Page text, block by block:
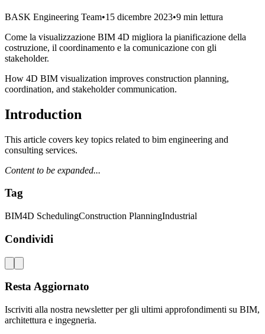
BASK Engineering Team•15 dicembre 2023•9 min lettura
Come la visualizzazione BIM 4D migliora la pianificazione della
costruzione, il coordinamento e la comunicazione con gli
stakeholder.
How 4D BIM visualization improves construction planning,
coordination, and stakeholder communication.
Introduction
This article covers key topics related to bim engineering and
consulting services.
Content to be expanded...
Tag
BIM4D SchedulingConstruction PlanningIndustrial
Condividi
Resta Aggiornato
Iscriviti alla nostra newsletter per gli ultimi approfondimenti su BIM,
architettura e ingegneria.